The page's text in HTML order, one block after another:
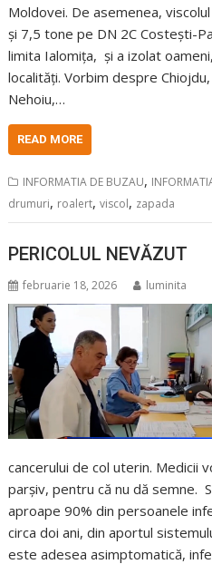
Moldovei. De asemenea,
și 7,5 tone pe DN 2C Costești-
limita Ialomița, și a izolat
localități. Vorbim despre
Nehoiu,…
READ MORE
INFORMATIA DE BUZAU,
drumuri, roalert,viscol, zapada
PERICOLUL NEVĂZUT
februarie 18, 2026 luminita
cancerului de col uterin. Medicii
parșiv, pentru că nu dă semne.
aproape 90% din persoanele
circa doi ani, din aportul
este adesea asimptomatică,